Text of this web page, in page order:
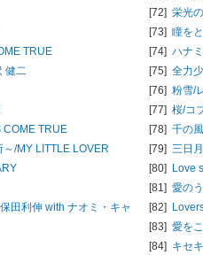
TRUE
健二
COME TRUE
～/MY LITTLE LOVER
田利伸 with ナオミ・キャ
[72] 栄光
[73] 瞳を
[74] ハナ
[75] 全力
[76] 粉雪/
[77] 桜/コ
[78] 千の
[79] 三日
[80] Love
[81] 愛の
[82]
[83] 愛を
[84] キセ